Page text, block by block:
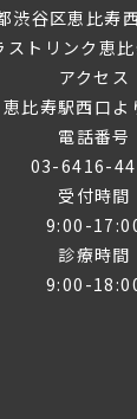
渋谷区恵比寿
ストリンク恵
アクセス
比寿駅西口よ
電話番号
03-6416-
受付時間
9:00-
診療時間
9:00-